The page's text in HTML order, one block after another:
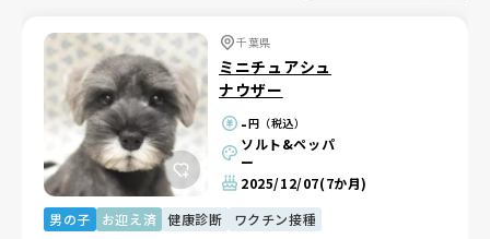
千葉県
ミニチュアシュ
ナウザー
-円（税込）
ソルト&ペッパ
ー
2025/12/07(7か月)
男の子
お迎え済 健康診断 ワクチン接種